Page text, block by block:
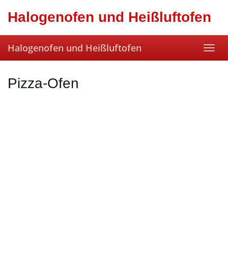
main
content
Halogenofen und Heißluftofen
Halogenofen und Heißluftofen
Pizza-Ofen